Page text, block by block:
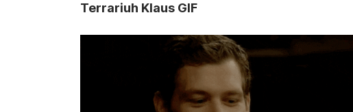
Terrariuh Klaus GIF